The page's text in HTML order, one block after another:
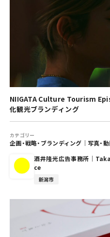
NIIGATA Culture Tourism
化観光ブランディング
カテゴリー
企画・戦略・ブランディング ｜ 写真・
酒井隆光広告事務所｜
ce
新潟市